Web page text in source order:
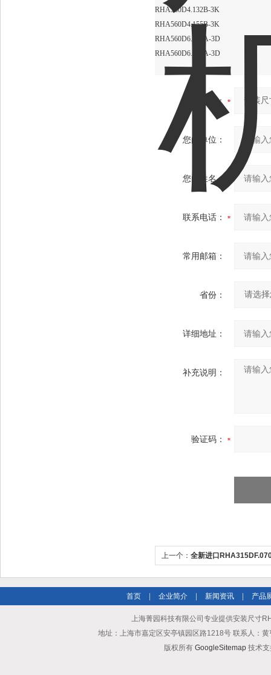
RHA560D4.132B-3K
RHA560D4.155B-3K
RHA560D6.155A-3D
RHA560D6.174A-3D
产品：
您的单位：
您的姓名：
联系电话：
常用邮箱：
省份：
详细地址：
补充说明：
验证码：
上一个： 全新进口
首页 企业简介 新闻资讯 产品
上海菁园科技有限公司专业提供安装尺寸
地址：上海市嘉定区安亭镇园区路1218号 联系人：
版权所有 GoogleSitemap技术支